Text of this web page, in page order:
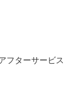
フターサービス